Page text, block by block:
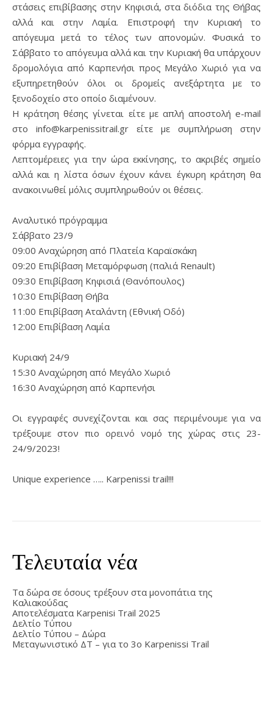
στάσεις επιβίβασης στην Κηφισιά, στα διόδια της Θήβας
αλλά και στην Λαμία. Επιστροφή την Κυριακή το
απόγευμα μετά το τέλος των απονομών. Φυσικά το
Σάββατο το απόγευμα αλλά και την Κυριακή θα υπάρχουν
δρομολόγια από Καρπενήσι προς Μεγάλο Χωριό για να
εξυπηρετηθούν όλοι οι δρομείς ανεξάρτητα με το
ξενοδοχείο στο οποίο διαμένουν.
Η κράτηση θέσης γίνεται είτε με απλή αποστολή e-mail
στο info@karpenissitrail.gr είτε με συμπλήρωση στην
φόρμα εγγραφής.
Λεπτομέρειες για την ώρα εκκίνησης, το ακριβές σημείο
αλλά και η λίστα όσων έχουν κάνει έγκυρη κράτηση θα
ανακοινωθεί μόλις συμπληρωθούν οι θέσεις.
Αναλυτικό πρόγραμμα
Σάββατο 23/9
09:00 Αναχώρηση από Πλατεία Καραϊσκάκη
09:20 Επιβίβαση Μεταμόρφωση (παλιά Renault)
09:30 Επιβίβαση Κηφισιά (Θανόπουλος)
10:30 Επιβίβαση Θήβα
11:00 Επιβίβαση Αταλάντη (Εθνική Οδό)
12:00 Επιβίβαση Λαμία
Κυριακή 24/9
15:30 Αναχώρηση από Μεγάλο Χωριό
16:30 Αναχώρηση από Καρπενήσι
Οι εγγραφές συνεχίζονται και σας περιμένουμε για να
τρέξουμε στον πιο ορεινό νομό της χώρας στις 23-
24/9/2023!
Unique experience ….. Karpenissi trail!!!
Τελευταία νέα
Τα δώρα σε όσους τρέξουν στα μονοπάτια της
Καλιακούδας
Αποτελέσματα Karpenisi Trail 2025
Δελτίο Τύπου
Δελτίο Τύπου – Δώρα
Μεταγωνιστικό ΔΤ – για το 3ο Karpenissi Trail